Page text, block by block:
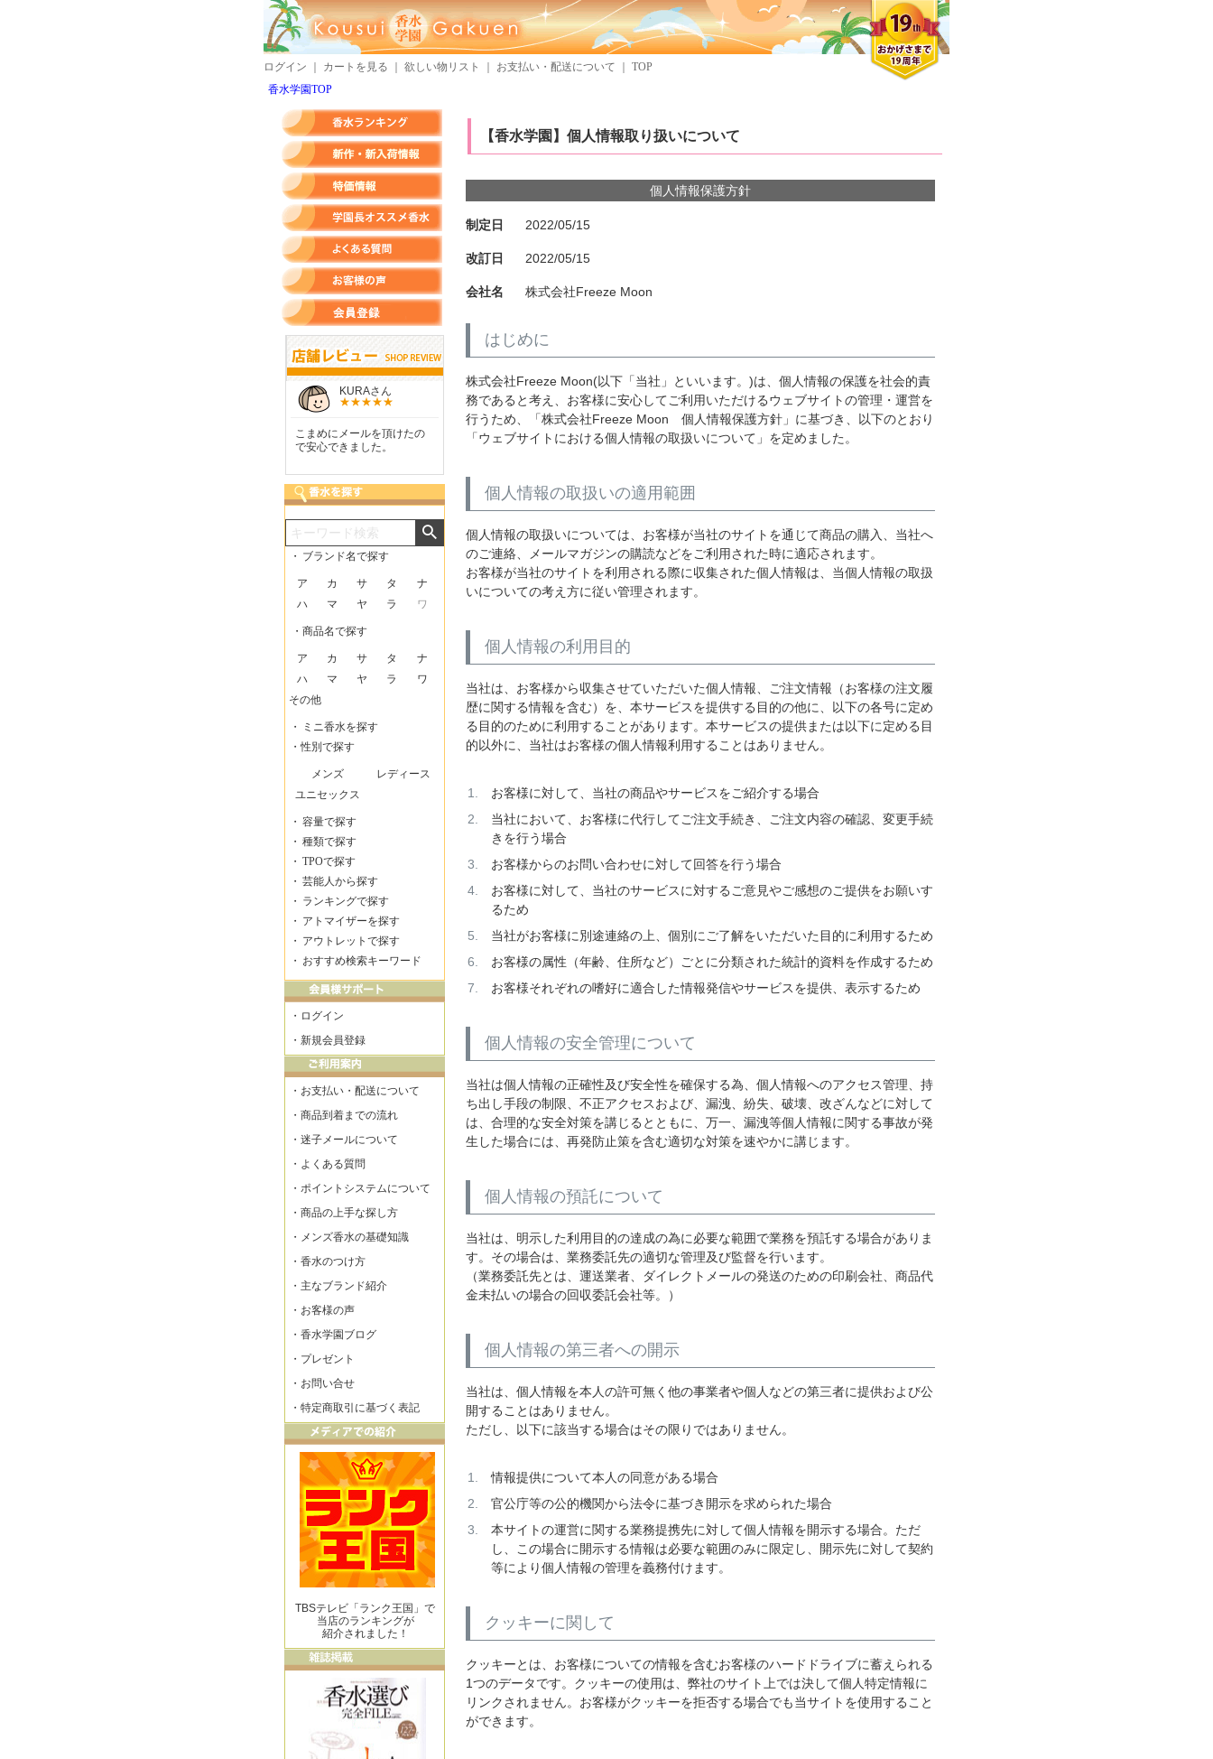
ログイン カートを見る 欲しい物リスト お支払い・配送について
TOP
香水学園TOP
【香水学園】個人情報取り扱いについて
個人情報保護方針
制定日 2022/05/15
改訂日 2022/05/15
会社名 株式会社Freeze Moon
はじめに
株式会社Freeze Moon(以下「当社」といいます。)は、個人情報の保護を社会的責
務であると考え、お客様に安心してご利用いただけるウェブサイトの管理・運営を
行うため、「株式会社Freeze Moon 個人情報保護方針」に基づき、以下のとおり
「ウェブサイトにおける個人情報の取扱いについて」を定めました。
個人情報の取扱いの適用範囲
個人情報の取扱いについては、お客様が当社のサイトを通じて商品の購入、当社へ
のご連絡、メールマガジンの購読などをご利用された時に適応されます。
お客様が当社のサイトを利用される際に収集された個人情報は、当個人情報の取扱
いについての考え方に従い管理されます。
個人情報の利用目的
当社は、お客様から収集させていただいた個人情報、ご注文情報（お客様の注文履
歴に関する情報を含む）を、本サービスを提供する目的の他に、以下の各号に定め
る目的のために利用することがあります。本サービスの提供または以下に定める目
的以外に、当社はお客様の個人情報利用することはありません。
お客様に対して、当社の商品やサービスをご紹介する場合
当社において、お客様に代行してご注文手続き、ご注文内容の確認、変更手続
きを行う場合
お客様からのお問い合わせに対して回答を行う場合
お客様に対して、当社のサービスに対するご意見やご感想のご提供をお願いす
るため
当社がお客様に別途連絡の上、個別にご了解をいただいた目的に利用するため
お客様の属性（年齢、住所など）ごとに分類された統計的資料を作成するため
お客様それぞれの嗜好に適合した情報発信やサービスを提供、表示するため
個人情報の安全管理について
当社は個人情報の正確性及び安全性を確保する為、個人情報へのアクセス管理、持
ち出し手段の制限、不正アクセスおよび、漏洩、紛失、破壊、改ざんなどに対して
は、合理的な安全対策を講じるとともに、万一、漏洩等個人情報に関する事故が発
生した場合には、再発防止策を含む適切な対策を速やかに講じます。
個人情報の預託について
当社は、明示した利用目的の達成の為に必要な範囲で業務を預託する場合がありま
す。その場合は、業務委託先の適切な管理及び監督を行います。
（業務委託先とは、運送業者、ダイレクトメールの発送のための印刷会社、商品代
金未払いの場合の回収委託会社等。）
個人情報の第三者への開示
当社は、個人情報を本人の許可無く他の事業者や個人などの第三者に提供および公
開することはありません。
ただし、以下に該当する場合はその限りではありません。
情報提供について本人の同意がある場合
官公庁等の公的機関から法令に基づき開示を求められた場合
本サイトの運営に関する業務提携先に対して個人情報を開示する場合。ただ
し、この場合に開示する情報は必要な範囲のみに限定し、開示先に対して契約
等により個人情報の管理を義務付けます。
クッキーに関して
クッキーとは、お客様についての情報を含むお客様のハードドライブに蓄えられる
1つのデータです。クッキーの使用は、弊社のサイト上では決して個人特定情報に
リンクされません。お客様がクッキーを拒否する場合でも当サイトを使用すること
ができます。
KURAさん
こまめにメールを頂けたの
で安心できました。
しらすさん
商品が早く届いたのでよか
ったです。また利用させて
MMさん
好きな香水を、いろいろ少
量試せるところが魅力でし
クロエさん
気持ちよくお取引が出来ま
した。またよろしくお願い
・ ブランド名で探す
ア カ サ タ
ナ
ハ
マ ヤ ラ ワ
・商品名で探す
ア カ サ タ
ナ
ハ
マ ヤ ラ
ワ
その他
・
ミニ香水を探す
・性別で探す
メンズ
レディース
ユニセックス
・ 容量で探す
・ 種類で探す
・ TPOで探す
・ 芸能人から探す
・ ランキングで探す
・ アトマイザーを探す
・ アウトレットで探す
・ おすすめ検索キーワード
・ ログイン
・ 新規会員登録
・ お支払い・配送について
・ 商品到着までの流れ
・ 迷子メールについて
・ よくある質問
・ ポイントシステムについて
・ 商品の上手な探し方
・ メンズ香水の基礎知識
・ 香水のつけ方
・ 主なブランド紹介
・ お客様の声
・ 香水学園ブログ
・ プレゼント
・ お問い合せ
・ 特定商取引に基づく表記
TBSテレビ「ランク王国」で
当店のランキングが
紹介されました！